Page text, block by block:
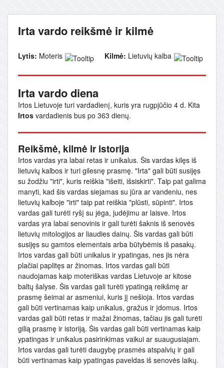
Irta vardo reikšmė ir kilmė
Lytis: Moteris Kilmė: Lietuvių kalba
Irta vardo diena
Irtos Lietuvoje turi vardadienį, kuris yra rugpjūčio 4 d. Kita
Irtos vardadienis bus po 363 dienų.
Reikšmė, kilmė ir istorija
Irtos vardas yra labai retas ir unikalus. Šis vardas kilęs iš
lietuvių kalbos ir turi gilesnę prasmę. "Irta" gali būti susijęs
su žodžiu "irti", kuris reiškia "išeiti, išsiskirti". Taip pat galima
manyti, kad šis vardas siejamas su jūra ar vandeniu, nes
lietuvių kalboje "irti" taip pat reiškia "plūsti, sūpinti". Irtos
vardas gali turėti ryšį su jėga, judėjimu ar laisve. Irtos
vardas yra labai senovinis ir gali turėti šaknis iš senovės
lietuvių mitologijos ar liaudies dainų. Šis vardas gali būti
susijęs su gamtos elementais arba būtybėmis iš pasakų.
Irtos vardas gali būti unikalus ir ypatingas, nes jis nėra
plačiai paplitęs ar žinomas. Irtos vardas gali būti
naudojamas kaip moteriškas vardas Lietuvoje ar kitose
baltų šalyse. Šis vardas gali turėti ypatingą reikšmę ar
prasmę šeimai ar asmeniui, kuris jį nešioja. Irtos vardas
gali būti vertinamas kaip unikalus, gražus ir įdomus. Irtos
vardas gali būti retas ir mažai žinomas, tačiau jis gali turėti
gilią prasmę ir istoriją. Šis vardas gali būti vertinamas kaip
ypatingas ir unikalus pasirinkimas vaikui ar suaugusiajam.
Irtos vardas gali turėti daugybę prasmės atspalvių ir gali
būti vertinamas kaip ypatingas paveldas iš senovės laikų.